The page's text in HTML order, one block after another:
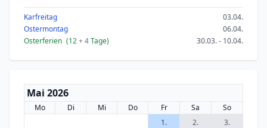
Karfreitag
03.04.
Ostermontag
06.04.
Osterferien (12+ 4Tage) 30.03. - 10.04.
Mai 2026
Mo Di Mi Do Fr Sa
So
1.
2.
3.